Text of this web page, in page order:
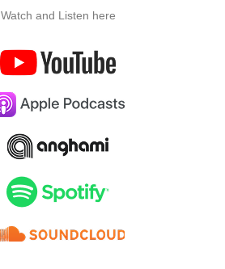
Watch and Listen here